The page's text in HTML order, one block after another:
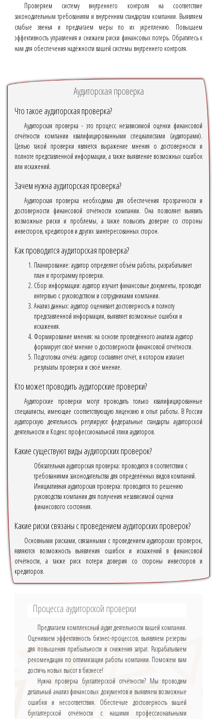
Проверяем систему внутреннего контроля на соответствие
законодательным требованиям и внутренним стандартам компании. Выявляем
слабые звенья и предлагаем меры по их укреплению. Повышаем
эффективность управления и снижаем риски финансовых потерь. Обратитесь к
нам для обеспечения надёжности вашей системы внутреннего контроля.
Аудиторская проверка
Что такое аудиторская проверка?
Аудиторская проверка - это процесс независимой оценки финансовой
отчётности компании квалифицированными специалистами (аудиторами).
Целью такой проверки является выражение мнения о достоверности и
полноте представленной информации, а также выявление возможных ошибок
или искажений.
Зачем нужна аудиторская проверка?
Аудиторская проверка необходима для обеспечения прозрачности и
достоверности финансовой отчётности компании. Она позволяет выявить
возможные риски и проблемы, а также повысить доверие со стороны
инвесторов, кредиторов и других заинтересованных сторон.
Как проводится аудиторская проверка?
Планирование: аудитор определяет объём работы, разрабатывает
план и программу проверки.
Сбор информации: аудитор изучает финансовые документы, проводит
интервью с руководством и сотрудниками компании.
Анализ данных: аудитор оценивает достоверность и полноту
представленной информации, выявляет возможные ошибки и
искажения.
Формирование мнения: на основе проведённого анализа аудитор
формирует своё мнение о достоверности финансовой отчётности.
Подготовка отчёта: аудитор составляет отчёт, в котором излагает
результаты проверки и своё мнение.
Кто может проводить аудиторские проверки?
Аудиторские проверки могут проводить только квалифицированные
специалисты, имеющие соответствующую лицензию и опыт работы. В России
аудиторскую деятельность регулируют федеральные стандарты аудиторской
деятельности и Кодекс профессиональной этики аудиторов.
Какие существуют виды аудиторских проверок?
Обязательная аудиторская проверка: проводится в соответствии с
требованиями законодательства для определённых видов компаний.
Инициативная аудиторская проверка: проводится по решению
руководства компании для получения независимой оценки
финансового состояния.
Какие риски связаны с проведением аудиторских проверок?
Основными рисками, связанными с проведением аудиторских проверок,
являются возможность выявления ошибок и искажений в финансовой
отчётности, а также риск потери доверия со стороны инвесторов и
кредиторов.
Процесса аудиторской проверки
Предлагаем комплексный аудит деятельности вашей компании.
Оцениваем эффективность бизнес-процессов, выявляем резервы
для повышения прибыльности и снижения затрат. Разрабатываем
рекомендации по оптимизации работы компании. Поможем вам
достичь новых высот в бизнесе!
Нужна проверка бухгалтерской отчётности? Мы проводим
детальный анализ финансовых документов и выявляем возможные
ошибки и несоответствия. Обеспечьте достоверность вашей
бухгалтерской отчётности с нашими профессиональными